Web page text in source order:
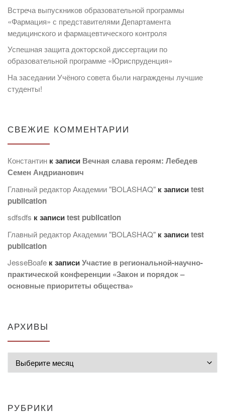
Встреча выпускников образовательной программы
«Фармация» с представителями Департамента
медицинского и фармацевтического контроля
Успешная защита докторской диссертации по
образовательной программе «Юриспруденция»
На заседании Учёного совета были награждены лучшие
студенты!
СВЕЖИЕ КОММЕНТАРИИ
Константин к записи Вечная слава героям: Лебедев
Семен Андрианович
Главный редактор Академии "BOLASHAQ" к записиtest
publication
sdfsdfs к записиtest publication
Главный редактор Академии "BOLASHAQ" к записиtest
publication
JesseBoafe к записиУчастие в региональной-научно-
практической конференции «Закон и порядок –
основные приоритеты общества»
АРХИВЫ
РУБРИКИ